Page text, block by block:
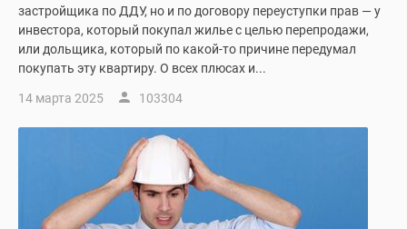
застройщика по ДДУ, но и по договору переуступки прав — у
инвестора, который покупал жилье с целью перепродажи,
или дольщика, который по какой-то причине передумал
покупать эту квартиру. О всех плюсах и...
14 марта 2025 103304